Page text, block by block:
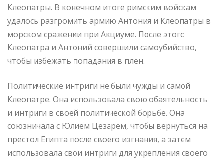
Клеопатры. В конечном итоге римским войскам
удалось разгромить армию Антония и Клеопатры в
морском сражении при Акциуме. После этого
Клеопатра и Антоний совершили самоубийство,
чтобы избежать попадания в плен.
Политические интриги не были чужды и самой
Клеопатре. Она использовала свою обаятельность
и интриги в своей политической борьбе. Она
союзничала с Юлием Цезарем, чтобы вернуться на
престол Египта после своего изгнания, а затем
использовала свои интриги для укрепления своего